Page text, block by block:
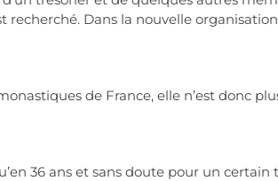
recherché. Dans la nouvelle
de France, elle n’est donc
36 ans et sans doute pour un certain